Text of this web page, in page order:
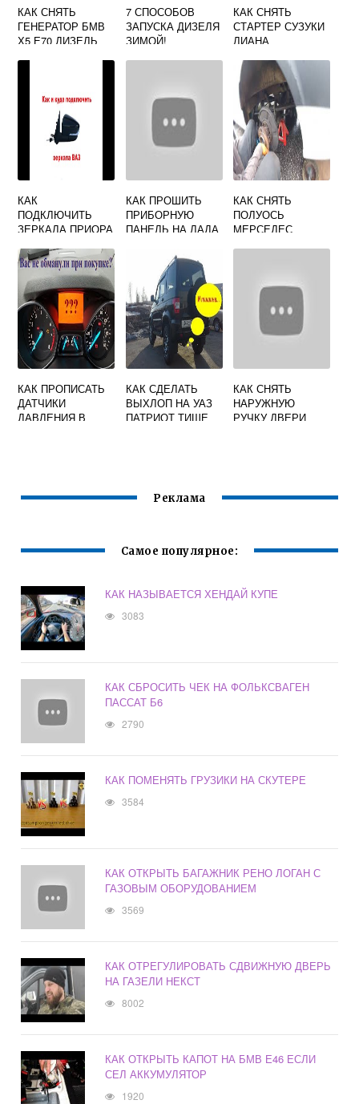
КАК СНЯТЬ
ГЕНЕРАТОР БМВ
Х5 Е70 ДИЗЕЛЬ
7 СПОСОБОВ
ЗАПУСКА ДИЗЕЛЯ
ЗИМОЙ!
КАК СНЯТЬ
СТАРТЕР СУЗУКИ
ЛИАНА
КАК
ПОДКЛЮЧИТЬ
ЗЕРКАЛА ПРИОРА
КАК ПРОШИТЬ
ПРИБОРНУЮ
ПАНЕЛЬ НА ЛАДА
КАК СНЯТЬ
ПОЛУОСЬ
МЕРСЕДЕС
КАК ПРОПИСАТЬ
ДАТЧИКИ
ДАВЛЕНИЯ В
КАК СДЕЛАТЬ
ВЫХЛОП НА УАЗ
ПАТРИОТ ТИШЕ
КАК СНЯТЬ
НАРУЖНУЮ
РУЧКУ ДВЕРИ
Реклама
Самое популярное:
КАК НАЗЫВАЕТСЯ ХЕНДАЙ КУПЕ
3083
КАК СБРОСИТЬ ЧЕК НА ФОЛЬКСВАГЕН
ПАССАТ Б6
2790
КАК ПОМЕНЯТЬ ГРУЗИКИ НА СКУТЕРЕ
3584
КАК ОТКРЫТЬ БАГАЖНИК РЕНО ЛОГАН С
ГАЗОВЫМ ОБОРУДОВАНИЕМ
3569
КАК ОТРЕГУЛИРОВАТЬ СДВИЖНУЮ ДВЕРЬ
НА ГАЗЕЛИ НЕКСТ
8002
КАК ОТКРЫТЬ КАПОТ НА БМВ Е46 ЕСЛИ
СЕЛ АККУМУЛЯТОР
1920